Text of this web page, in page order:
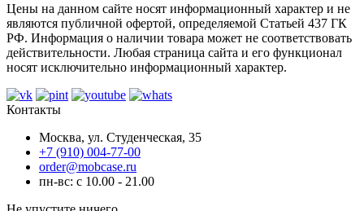
Цены на данном сайте носят информационный характер и не
являются публичной офертой, определяемой Статьей 437 ГК
РФ. Информация о наличии товара может не соответствовать
действительности. Любая страница сайта и его функционал
носят исключительно информационный характер.
Контакты
Москва, ул. Студенческая, 35
+7 (910) 004-77-00
order@mobcase.ru
пн-вс: с 10.00 - 21.00